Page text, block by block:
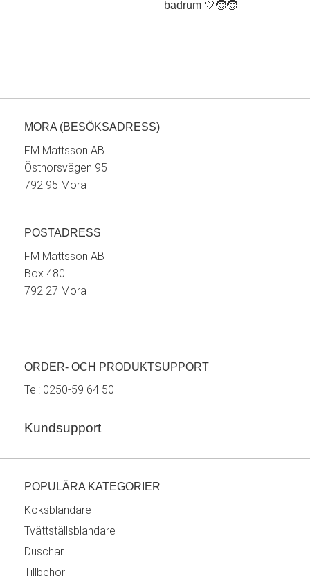
MORA (BESÖKSADRESS)
FM Mattsson AB
Östnorsvägen 95
792 95 Mora
POSTADRESS
FM Mattsson AB
Box 480
792 27 Mora
ORDER- OCH PRODUKTSUPPORT
Tel: 0250-59 64 50
Kundsupport
POPULÄRA KATEGORIER
Köksblandare
Tvättställsblandare
Duschar
Tillbehör